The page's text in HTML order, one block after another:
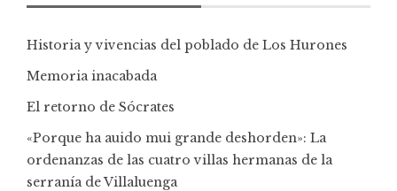
Historia y vivencias del poblado de Los Hurones
Memoria inacabada
El retorno de Sócrates
«Porque ha auido mui grande deshorden»: La
ordenanzas de las cuatro villas hermanas de la
serranía de Villaluenga